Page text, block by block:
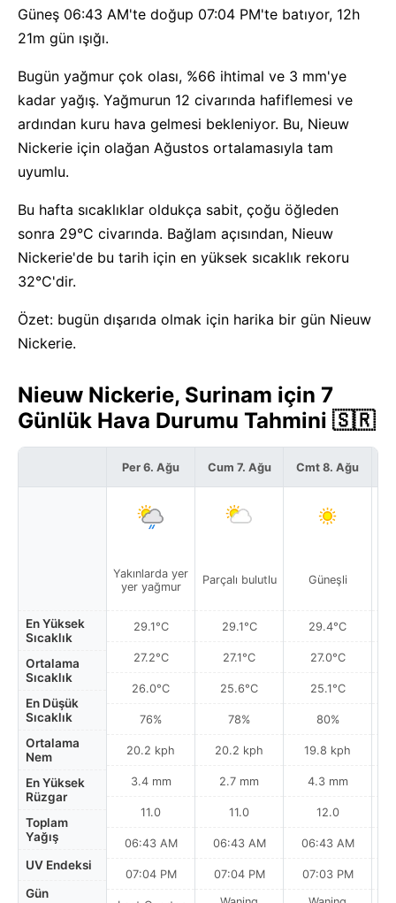
Güneş 06:43 AM'te doğup 07:04 PM'te batıyor, 12h
21m gün ışığı.
Bugün yağmur çok olası, %66 ihtimal ve 3 mm'ye
kadar yağış. Yağmurun 12 civarında hafiflemesi ve
ardından kuru hava gelmesi bekleniyor. Bu, Nieuw
Nickerie için olağan Ağustos ortalamasıyla tam
uyumlu.
Bu hafta sıcaklıklar oldukça sabit, çoğu öğleden
sonra 29°C civarında. Bağlam açısından, Nieuw
Nickerie'de bu tarih için en yüksek sıcaklık rekoru
32°C'dir.
Özet: bugün dışarıda olmak için harika bir gün Nieuw
Nickerie.
Nieuw Nickerie, Surinam için 7
Günlük Hava Durumu Tahmini 🇸🇷
En Yüksek
Sıcaklık
Ortalama
Sıcaklık
En Düşük
Sıcaklık
Ortalama
Nem
En Yüksek
Rüzgar
Toplam
Yağış
UV Endeksi
Gün
Per 6. Ağu
Yakınlarda yer
yer yağmur
29.1°C
27.2°C
26.0°C
76%
20.2 kph
3.4 mm
11.0
06:43 AM
07:04 PM
Cum 7. Ağu
Parçalı bulutlu
29.1°C
27.1°C
25.6°C
78%
20.2 kph
2.7 mm
11.0
06:43 AM
07:04 PM
Cmt 8. Ağu
Güneşli
29.4°C
27.0°C
25.1°C
80%
19.8 kph
4.3 mm
12.0
06:43 AM
07:03 PM